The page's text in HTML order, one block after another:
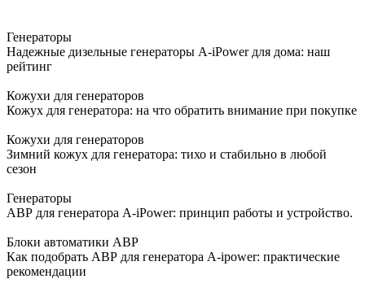
Генераторы
Надежные дизельные генераторы A-iPower для дома: наш
рейтинг
Кожухи для генераторов
Кожух для генератора: на что обратить внимание при покупке
Кожухи для генераторов
Зимний кожух для генератора: тихо и стабильно в любой
сезон
Генераторы
АВР для генератора A-iPower: принцип работы и устройство.
Блоки автоматики АВР
Как подобрать АВР для генератора A-ipower: практические
рекомендации